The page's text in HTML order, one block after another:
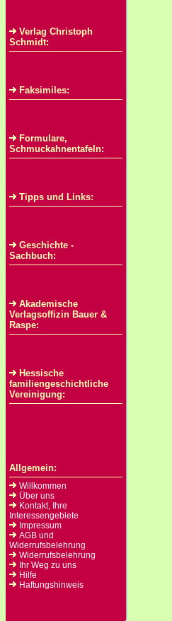
Verlag Christoph
Schmidt:
Faksimiles:
Formulare,
Schmuckahnentafeln:
Tipps und Links:
Geschichte -
Sachbuch:
Akademische
Verlagsoffizin Bauer &
Raspe:
Hessische
familiengeschichtliche
Vereinigung:
Allgemein:
Willkommen
Über uns
Kontakt, Ihre
Interessengebiete
Impressum
AGB und
Widerrufsbelehrung
Widerrufsbelehrung
Ihr Weg zu uns
Hilfe
Haftungshinweis